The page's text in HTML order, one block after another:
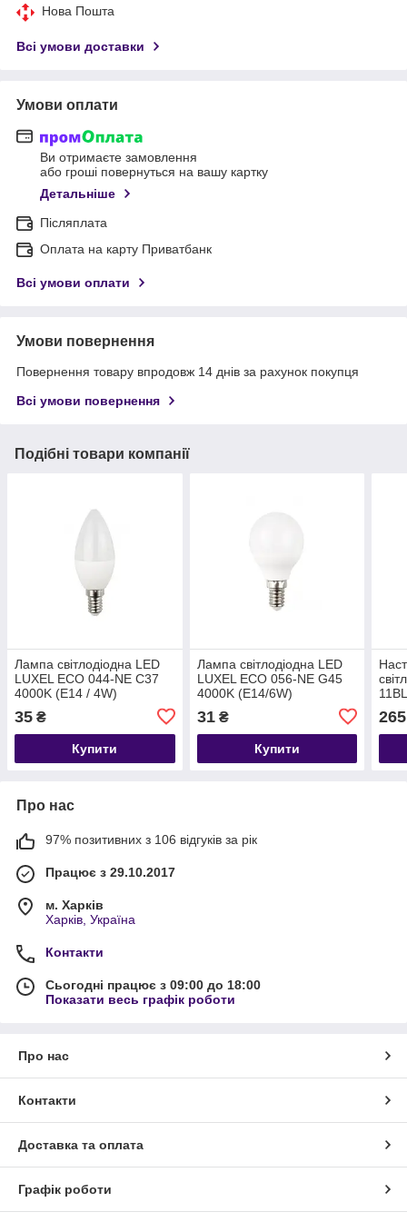
Нова Пошта
Всі умови доставки
Умови оплати
Ви отримаєте замовлення
або гроші повернуться на вашу картку
Детальніше
Післяплата
Оплата на карту Приватбанк
Всі умови оплати
Умови повернення
Повернення товару впродовж 14 днів за рахунок покупця
Всі умови повернення
Подібні товари компанії
Лампа світлодіодна LED
LUXEL ECO 044-NE C37
4000K (E14 / 4W)
35 ₴
Купити
Лампа світлодіодна LED
LUXEL ECO 056-NE G45
4000K (E14/6W)
31₴
Купити
265
Про нас
97% позитивних з 106 відгуків за рік
Працює з 29.10.2017
м. Харків
Харків, Україна
Контакти
Сьогодні працює з 09:00 до 18:00
Показати весь графік роботи
Про нас
Контакти
Доставка та оплата
Графік роботи